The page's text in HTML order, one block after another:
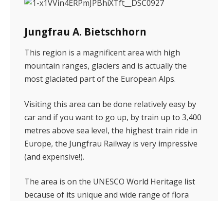
Jungfrau A. Bietschhorn
This region is a magnificent area with high
mountain ranges, glaciers and is actually the
most glaciated part of the European Alps.
Visiting this area can be done relatively easy by
car and if you want to go up, by train up to 3,400
metres above sea level, the highest train ride in
Europe, the Jungfrau Railway is very impressive
(and expensive!).
The area is on the UNESCO World Heritage list
because of its unique and wide range of flora